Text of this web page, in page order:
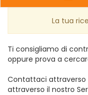
La tua
Ti consigliamo di
oppure prova a
Contattaci attraverso
attraverso il nostro